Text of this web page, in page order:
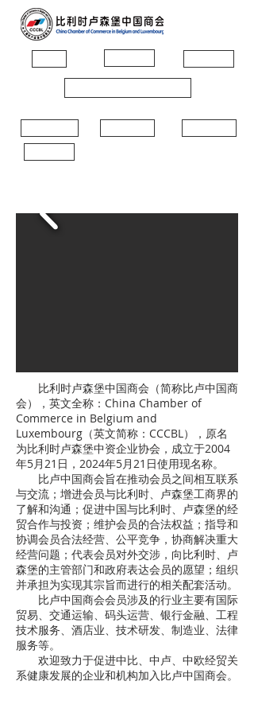
比利时卢森堡中国商会（简称比卢中国商
会），英文全称：China Chamber of
Commerce in Belgium and
Luxembourg（英文简称：CCCBL），原名
为比利时卢森堡中资企业协会，成立于2004
年5月21日，2024年5月21日使用现名称。
比卢中国商会旨在推动会员之间相互联系
与交流；增进会员与比利时、卢森堡工商界的
了解和沟通；促进中国与比利时、卢森堡的经
贸合作与投资；维护会员的合法权益；指导和
协调会员合法经营、公平竞争，协商解决重大
经营问题；代表会员对外交涉，向比利时、卢
森堡的主管部门和政府表达会员的愿望；组织
并承担为实现其宗旨而进行的相关配套活动。
比卢中国商会会员涉及的行业主要有国际
贸易、交通运输、码头运营、银行金融、工程
技术服务、酒店业、技术研发、制造业、法律
服务等。
欢迎致力于促进中比、中卢、中欧经贸关
系健康发展的企业和机构加入比卢中国商会。